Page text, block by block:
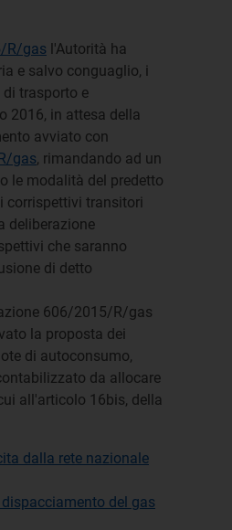
R/gas l'Autorità ha
e salvo conguaglio, i
trasporto e
2016, in attesa della
avviato con
gas, rimandando ad un
le modalità del predetto
corrispettivi transitori
deliberazione
che saranno
di detto
606/2015/R/gas
la proposta dei
di autoconsumo,
da allocare
all'articolo 16bis, della
dalla rete nazionale
del gas